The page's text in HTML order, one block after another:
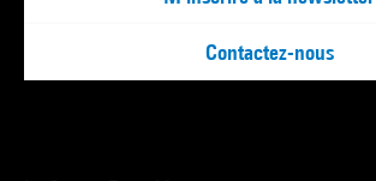
Contactez-nous